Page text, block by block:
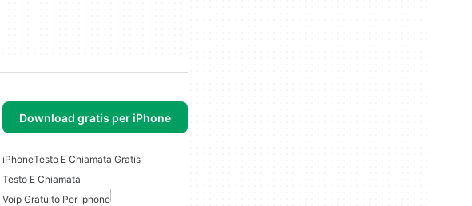
Download gratis per iPhone
iPhoneTesto E Chiamata Gratis
Testo E Chiamata
Voip Gratuito Per Iphone